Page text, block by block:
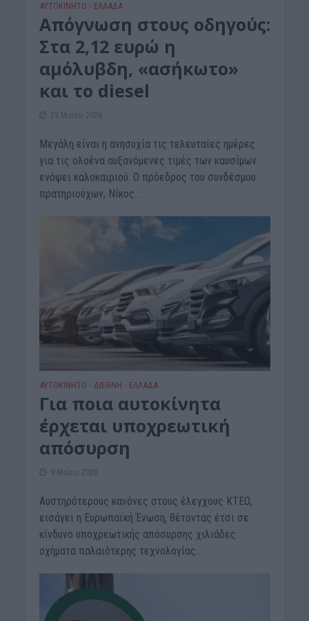
ΑΥΤΟΚΙΝΗΤΟ • ΕΛΛΑΔΑ
Απόγνωση στους οδηγούς:
Στα 2,12 ευρώ η
αμόλυβδη, «ασήκωτο»
και το diesel
23 Μαΐου 2026
Μεγάλη είναι η ανησυχία τις τελευταίες ημέρες
για τις ολοένα αυξανόμενες τιμές των καυσίμων
ενόψει καλοκαιριού. Ο πρόεδρος του συνδέσμου
πρατηριούχων, Νίκος...
ΑΥΤΟΚΙΝΗΤΟ • ΔΙΕΘΝΗ • ΕΛΛΑΔΑ
Για ποια αυτοκίνητα
έρχεται υποχρεωτική
απόσυρση
9 Μαΐου 2026
Αυστηρότερους κανόνες στους έλεγχους ΚΤΕΟ,
εισάγει η Ευρωπαϊκή Ένωση, θέτοντας έτσι σε
κίνδυνο υποχρεωτικής απόσυρσης χιλιάδες
οχήματα παλαιότερης τεχνολογίας...